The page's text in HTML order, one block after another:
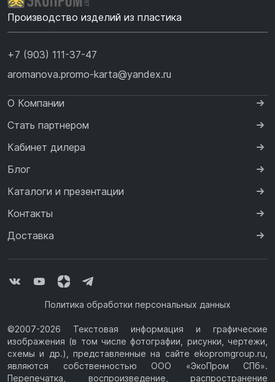
Производство изделий из пластика
+7 (903) 111-37-47
aromanova.promo-karta@yandex.ru
О Компании
Стать партнером
Кабинет дилера
Блог
Каталоги и презентации
Контакты
Доставка
Политика обработки персональных данных
©2007-2026 Текстовая информация и графические
изображения (в том числе фотографии, рисунки, чертежи,
схемы и др.), представленные на сайте ekopromgroup.ru,
являются собственностью ООО «ЭкоПром СПб».
Перепечатка, воспроизведение, распространение